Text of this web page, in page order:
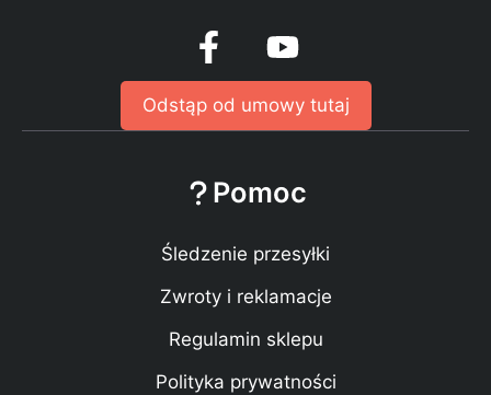
Odstąp od umowy tutaj
Pomoc
Śledzenie przesyłki
Zwroty i reklamacje
Regulamin sklepu
Polityka prywatności